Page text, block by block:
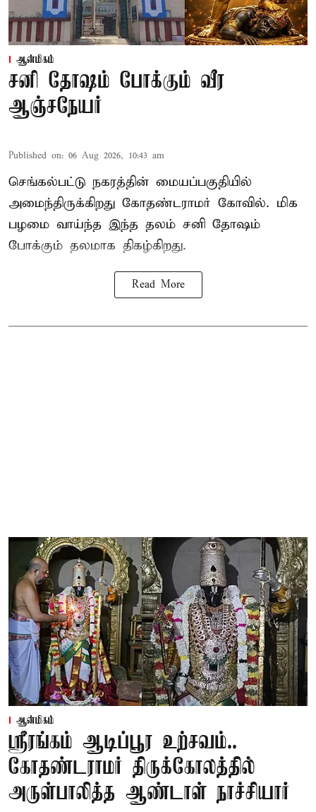
ஆன்மிகம்
சனி தோஷம் போக்கும் வீர
ஆஞ்சநேயர்
Published on: 06 Aug 2026, 10:43 am
செங்கல்பட்டு நகரத்தின் மையப்பகுதியில்
அமைந்திருக்கிறது கோதண்டராமர் கோவில். மிக
பழமை வாய்ந்த இந்த தலம் சனி தோஷம்
போக்கும் தலமாக திகழ்கிறது.
Read More
ஆன்மிகம்
ஸ்ரீரங்கம் ஆடிப்பூர உற்சவம்..
கோதண்டராமர் திருக்கோலத்தில்
அருள்பாலித்த ஆண்டாள் நாச்சியார்